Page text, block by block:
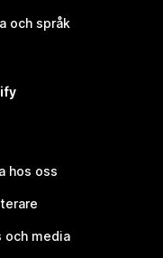
och språk
hos oss
och media